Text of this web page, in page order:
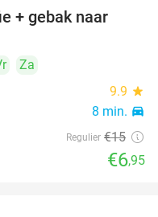
food
food
+ gebak naar
Za
9.9 star
8 min. directions_car
Regulier €15
€6,95